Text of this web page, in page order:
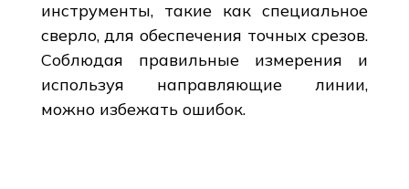
инструменты, такие как специальное
сверло, для обеспечения точных срезов.
Соблюдая правильные измерения и
используя направляющие линии,
можно избежать ошибок.